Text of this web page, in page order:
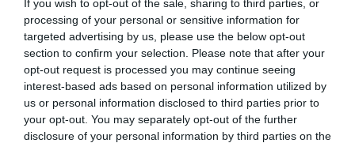
If you wish to opt-out of the sale, sharing to third parties, or
processing of your personal or sensitive information for
targeted advertising by us, please use the below opt-out
section to confirm your selection. Please note that after your
opt-out request is processed you may continue seeing
interest-based ads based on personal information utilized by
us or personal information disclosed to third parties prior to
your opt-out. You may separately opt-out of the further
disclosure of your personal information by third parties on the
Για παράδειγμα, η εξαγγελία Ανδρουλάκη
αποδεικνύεται πολύ πρόχειρη, έχοντας μόνο το
στοιχείο του εντυπωσιασμού. Θα ήταν σοβαρή
εφόσον γινόταν προετοιμασία εβδομάδων ή και
μηνών. Αυτό προϋποθέτει αναλυτική συζήτηση με
τα υπουργεία Εθνικής Οικονομίας-Οικονομικών και